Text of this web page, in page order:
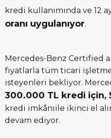
kredi kullanımında ve 12
oranı uygulanıyor.
Mercedes-Benz Certified
fiyatlarla tüm ticari
isteyenleri bekliyor.
300.000 TL kredi için,
kredi imkânıile ikinci el
devam ediyor.